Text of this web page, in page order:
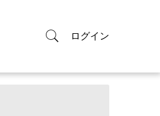
ログイン